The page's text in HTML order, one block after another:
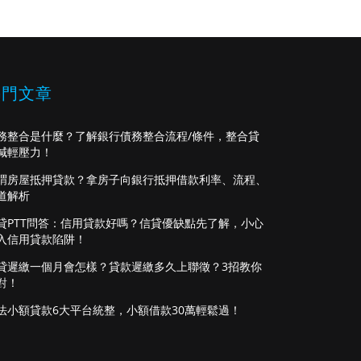
文章
整合是什麼？了解銀行債務整合流程/條件，整合貸
輕壓力！
房屋抵押貸款？拿房子向銀行抵押借款利率、流程、
解析
PTT問答：信用貸款好嗎？信貸優缺點先了解，小心
信用貸款陷阱！
遲繳一個月會怎樣？貸款遲繳多久上聯徵？3招教你
！
小額貸款6大平台統整，小額借款30萬輕鬆過！